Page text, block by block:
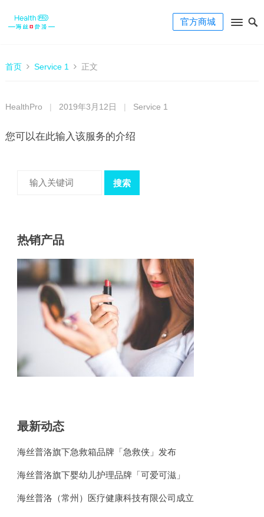
官方商城
首页 Service 1 正文
HealthPro 2019年3月12日 Service 1
您可以在此输入该服务的介绍
搜索
热销产品
最新动态
海丝普洛旗下急救箱品牌「急救侠」发布
海丝普洛旗下婴幼儿护理品牌「可爱可滋」
海丝普洛（常州）医疗健康科技有限公司成立